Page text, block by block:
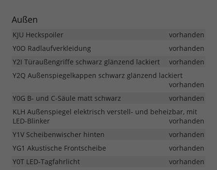
Außen
KJU Heckspoiler
vorhanden
Y0O Radlaufverkleidung
vorhanden
Y2I Türaußengriffe schwarz glänzend lackiert
vorhanden
Y2Q Außenspiegelkappen schwarz glänzend lackiert
vorhanden
Y0G B- und C-Säule matt schwarz
vorhanden
KLH Außenspiegel elektrisch verstell- und beheizbar, mit
LED-Blinker
vorhanden
Y1V Scheibenwischer hinten
vorhanden
YG1 Akustische Frontscheibe
vorhanden
Y0T LED-Tagfahrlicht
vorhanden